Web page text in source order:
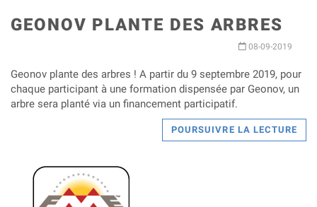
GEONOV PLANTE DES ARBRES
08-09-2019
Geonov plante des arbres ! A partir du 9 septembre 2019, pour
chaque participant à une formation dispensée par Geonov, un
arbre sera planté via un financement participatif.
POURSUIVRE LA LECTURE